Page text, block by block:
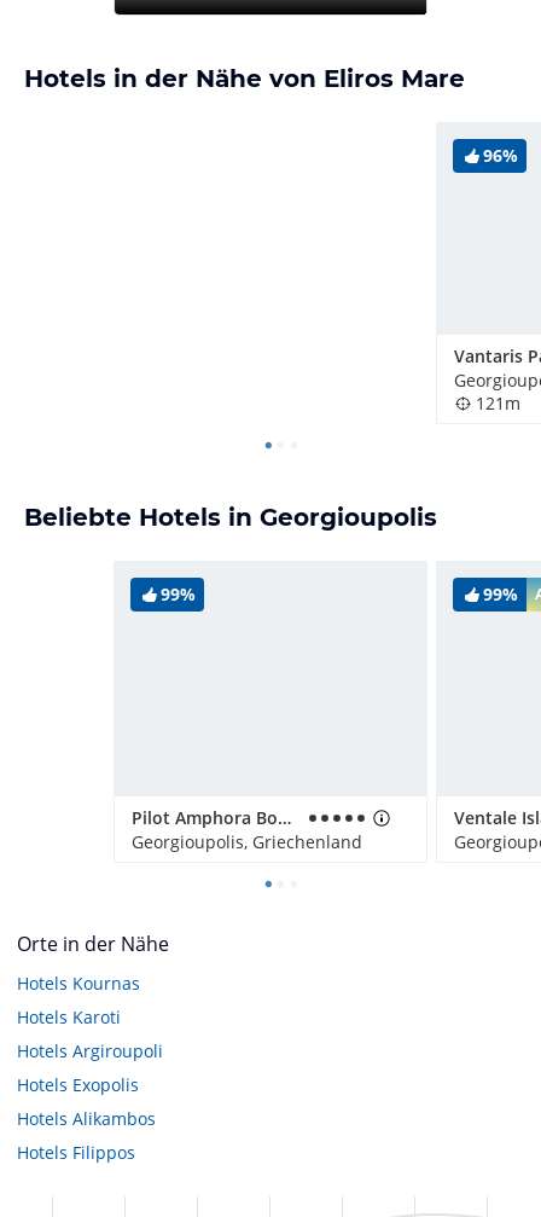
Hotels in der Nähe von Eliros Mare
96%
Vantaris
121m
Beliebte Hotels in Georgioupolis
99%
Pilot Amphora Boutique Hotel
Georgioupolis, Griechenland
99%
Orte in der Nähe
Hotels Kournas
Hotels Karoti
Hotels Argiroupoli
Hotels Exopolis
Hotels Alikambos
Hotels Filippos